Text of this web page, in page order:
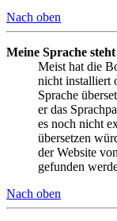
Nach oben
Meine Sprache
Meist hat die
nicht installiert
Sprache
er das
es noch nicht
übersetzen
der Website von
gefunden
Nach oben